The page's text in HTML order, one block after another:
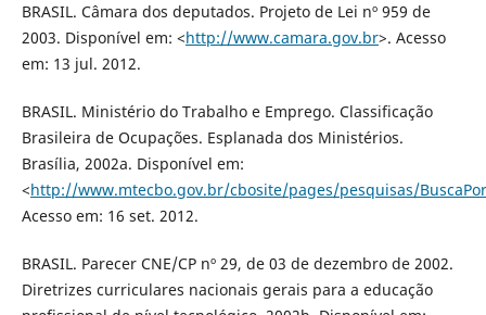
BRASIL. Câmara dos deputados. Projeto de Lei nº 959 de
2003. Disponível em: <http://www.camara.gov.br>. Acesso
em: 13 jul. 2012.
BRASIL. Ministério do Trabalho e Emprego. Classificação
Brasileira de Ocupações. Esplanada dos Ministérios.
Brasília, 2002a. Disponível em:
<http://www.mtecbo.gov.br/cbosite/pages/pesquisas/
Acesso em: 16 set. 2012.
BRASIL. Parecer CNE/CP nº 29, de 03 de dezembro de 2002.
Diretrizes curriculares nacionais gerais para a educação